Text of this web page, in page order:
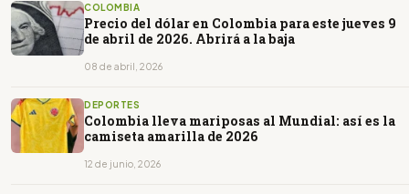
COLOMBIA
Precio del dólar en Colombia para este jueves 9
de abril de 2026. Abrirá a la baja
08 de abril, 2026
DEPORTES
Colombia lleva mariposas al Mundial: así es la
camiseta amarilla de 2026
12 de junio, 2026